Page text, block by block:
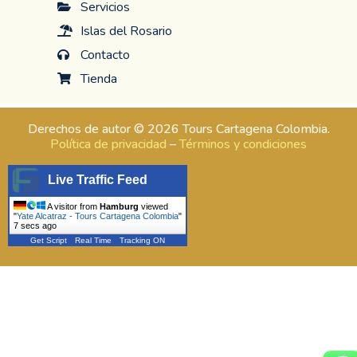
Servicios
Islas del Rosario
Contacto
Tienda
Derechos de autor © 2026 Tours Cartagena Colombia.
Política de privacidad –Términos y condiciones
Live Traffic Feed
A visitor from Hamburg viewed
"Yate Alcatraz - Tours Cartagena Colombia"
8 secs ago
Get Script Real Time Tracking ON